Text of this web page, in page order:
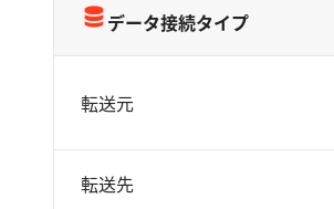
データ接続タイプ
転送元
転送先